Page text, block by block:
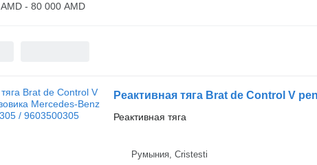
- 80 000 AMD
Реактивная тяга
Румыния, Cristesti